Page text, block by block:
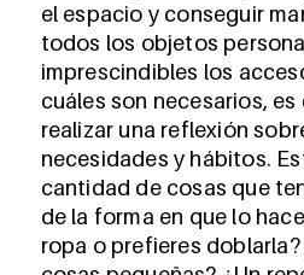
el espacio y conseguir
todos los objetos
imprescindibles los
cuáles son necesarios,
realizar una reflexión
necesidades y hábitos.
cantidad de cosas que
de la forma en que lo
ropa o prefieres doblarla?